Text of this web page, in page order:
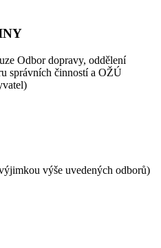
Odbor dopravy, oddělení
správních činností a OŽÚ
výše uvedených odborů)